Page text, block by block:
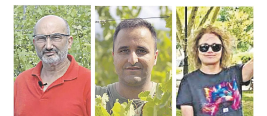
VIDA
José María Eguileta e a memoria de Ourense